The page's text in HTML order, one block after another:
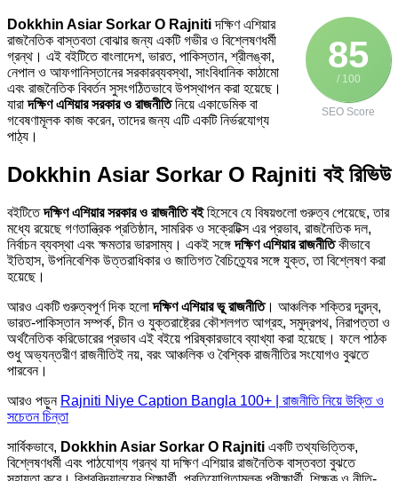
85
/ 100
SEO Score
Dokkhin Asiar Sorkar O Rajnitiদক্ষিণ এশিয়ার
রাজনৈতিক বাস্তবতা বোঝার জন্য একটি গভীর ও বিশ্লেষণধর্মী
গ্রন্থ। এই বইটিতে বাংলাদেশ, ভারত, পাকিস্তান, শ্রীলঙ্কা,
নেপাল ও আফগানিস্তানের সরকারব্যবস্থা, সাংবিধানিক কাঠামো
এবং রাজনৈতিক বিবর্তন সুসংগঠিতভাবে উপস্থাপন করা হয়েছে।
যারাদক্ষিণ এশিয়ার সরকার ও রাজনীতিনিয়ে একাডেমিক বা
গবেষণামূলক কাজ করেন, তাদের জন্য এটি একটি নির্ভরযোগ্য
পাঠ্য।
Dokkhin Asiar Sorkar O Rajniti বই রিভিউ
বইটিতেদক্ষিণ এশিয়ার সরকার ও রাজনীতি বইহিসেবে যে বিষয়গুলো গুরুত্ব পেয়েছে, তার
মধ্যে রয়েছে গণতান্ত্রিক প্রতিষ্ঠান, সামরিক ও সক্রেটিক্স এর প্রভাব, রাজনৈতিক দল,
নির্বাচন ব্যবস্থা এবং ক্ষমতার ভারসাম্য। একই সঙ্গেদক্ষিণ এশিয়ার রাজনীতিকীভাবে
ইতিহাস, উপনিবেশিক উত্তরাধিকার ও জাতিগত বৈচিত্র্যের সঙ্গে যুক্ত, তা বিশ্লেষণ করা
হয়েছে।
আরও একটি গুরুত্বপূর্ণ দিক হলোদক্ষিণ এশিয়ার ভূ রাজনীতি। আঞ্চলিক শক্তির দ্বন্দ্ব,
ভারত-পাকিস্তান সম্পর্ক, চীন ও যুক্তরাষ্ট্রের কৌশলগত আগ্রহ, সমুদ্রপথ, নিরাপত্তা ও
অর্থনৈতিক করিডোরের প্রভাব এই বইয়ে পরিষ্কারভাবে ব্যাখ্যা করা হয়েছে। ফলে পাঠক
শুধু অভ্যন্তরীণ রাজনীতিই নয়, বরং আঞ্চলিক ও বৈশ্বিক রাজনীতির সংযোগও বুঝতে
পারবেন।
আরও পড়ুন Rajniti Niye Caption Bangla 100+ | রাজনীতি নিয়ে উক্তি ও
সচেতন চিন্তা
সার্বিকভাবে, Dokkhin Asiar Sorkar O Rajniti একটি তথ্যভিত্তিক,
বিশ্লেষণধর্মী এবং পাঠযোগ্য গ্রন্থ যা দক্ষিণ এশিয়ার রাজনৈতিক বাস্তবতা বুঝতে